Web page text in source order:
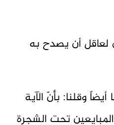
لعاقل أن يصدح به
وقلنا: بأنّ الآية
تحت الشجرة